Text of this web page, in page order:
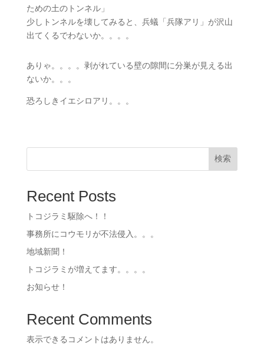
ための土のトンネル」
少しトンネルを壊してみると、兵蟻「兵隊アリ」が沢山
出てくるでわないか。。。。
ありゃ。。。。剥がれている壁の隙間に分巣が見える出
ないか。。。
恐ろしきイエシロアリ。。。
検索
Recent Posts
トコジラミ駆除へ！！
事務所にコウモリが不法侵入。。。
地域新聞！
トコジラミが増えてます。。。。
お知らせ！
Recent Comments
表示できるコメントはありません。